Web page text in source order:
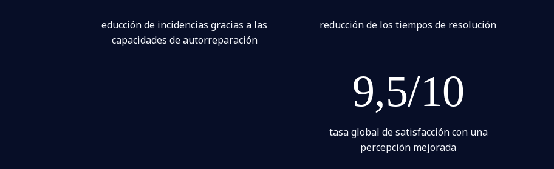
educción de incidencias gracias a las
capacidades de autorreparación
reducción de los tiempos de resolución
9,5/10
tasa global de satisfacción con una
percepción mejorada